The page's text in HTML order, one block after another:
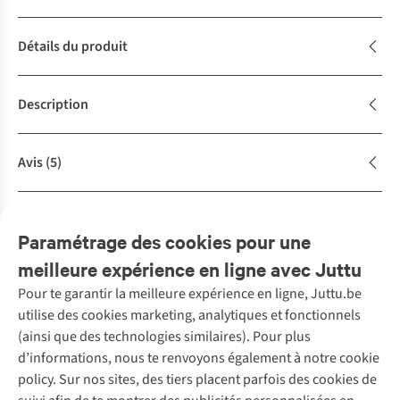
Détails du produit
Description
Avis(5)
Complétez le look
Achète la tenue
Paramétrage des cookies pour une
meilleure expérience en ligne avec Juttu
Pour te garantir la meilleure expérience en ligne, Juttu.be
utilise des cookies marketing, analytiques et fonctionnels
(ainsi que des technologies similaires). Pour plus
d’informations, nous te renvoyons également à notre cookie
policy. Sur nos sites, des tiers placent parfois des cookies de
Service client
Questions fréquentes
Commander
Payer
Nos services
Vintage - ReJUsed